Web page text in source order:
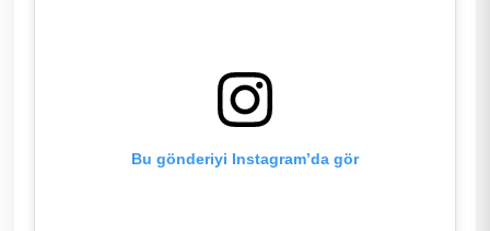
Bu gönderiyi Instagram’da gör